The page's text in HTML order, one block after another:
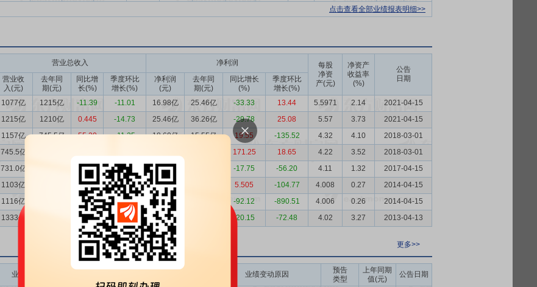
点击查看全部业绩报表明细>>
营业总收入 净利润
每股
净资
产(元)
净资产
收益率
(%)
公告
日期
营业收
入(元)
去年同
期(元)
同比增
长(%)
季度环比
增长(%)
净利润
(元)
去年同
期(元)
同比增长
(%)
季度环比
增长(%)
1077亿 1215亿 -11.39 -11.01 16.98亿 25.46亿 -33.33 13.44 5.5971 2.14
2021-04-15
1215亿 1210亿 0.445 -14.73 25.46亿 36.26亿 -29.78 25.08 5.57 3.73
2021-04-15
1157亿 745.5亿 55.20 -11.25 18.60亿 15.55亿 19.55 -135.52 4.32 4.10
2018-03-01
745.5亿 171.25 18.65 4.22 3.52
2018-03-01
731.0亿 -25.60 -36.52 5.73亿 -17.75 -56.20 4.11 1.32
2017-04-15
1103亿 -1.234 -1.506 1.15亿 5.505 -104.77 4.008 0.27
2014-04-15
1116亿 -16.28 -7.415 1.09亿 -92.12 -890.51 4.006 0.26
2014-04-15
1333亿 6.843 -30.67 13.83亿 -20.15 -72.48 4.02 3.27 2013-04-13
更多>>
业绩变动 业绩变动原因
预告
类型
上年同期
值(元)
公告日期